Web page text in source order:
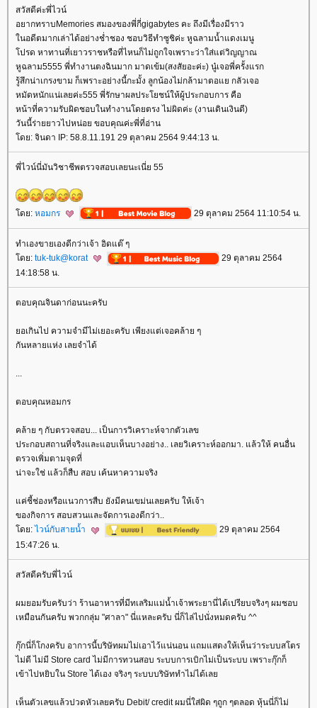
สวัสดีค่ะพี่ไวน์
อยากทราบMemories สมองของพี่กี่gigabytes คะ ถึงมีเรื่องมีราว
นอดีตมากเล่าได้อย่างช่ำชอง ชอบวิธีทำซูชิค่ะ หูฉลามน้ำแดงเมนู
ปรด หาทานที่เยาวราชหรือที่ไหนก็ไม่ถูกใจเพราะว่าใส่แต่วิญญาณ
หูฉลาม5555 พี่ทำงานตงฉินมาก มาดเข้ม(สงสัยอะค่ะ) นู๋เจอพี่ครั้งแรก
รู้สึกน่าเกรงขาม ก็เพราะอย่างนี้กะมั้ง ลูกน้องไม่กล้ามาตอแย กลัวเจอ
หมัดหนักแน่เลยค่ะ555 พี่รักษาผลประโยชน์ให้ผู้ประกอบการ คือ
หน้าที่ความรับผิดชอบในทำงานโดยตรง ไม่ผิดค่ะ (งานเดินเงินดี)
วันนี้ร่ายยาวไปหน่อย ขอบคุณค่ะพี่ที่อ่าน
ดย: จินดา IP: 58.8.11.191 29 ตุลาคม 2564 9:44:13 น.
พี่ไวน์นี่มันวิชาชีพตรวจสอบเลยนะเนี่ย 55
ดย: หอมกร 29 ตุลาคม 2564 11:10:54 น.
ทำเองขายเองดีกว่าเจ้า อิดแต๊ ๆ
ดย: tuk-tuk@korat
29 ตุลาคม 2564
14:18:58 น.
ตอบคุณจินดาก่อนนะครับ
อเกินไป ความจำมีไม่เยอะครับ เพียงแต่เจอคล้าย ๆ
กันหลายแห่ง เลยจำได้
...
ตอบคุณหอมกร
คล้าย ๆ กับตรวจสอบ... เป็นการวิเคราะห์จากตัวเลข
ประกอบสถานที่จริงและแอบเห็นบางอย่าง.. เลยวิเคราะห์ออกมา. แล้วให้ คนอื่น
ตรวจเพิ่มตามจุดที่
น่าจะใช่ แล้วก็สืบ สอบ เค้นหาความจริง
ค่ชี้ช่องหรือแนวการสืบ ยังมีคนเขม่นเลยครับ ให้เจ้า
ของกิจการ สอบสวนและจัดการเองดีกว่า..
ดย: ไวน์กับสายน้ำ
29 ตุลาคม 2564
15:47:26 น.
สวัสดีครับพี่ไวน์
ผมยอมรับครับว่า ร้านอาหารที่มีทเลริมแม่น้ำเจ้าพระยานี่ได้เปรียบจริงๆ ผมชอบ
เหมือนกันครับ พวกกลุ่ม "ศาลา" นี่แหละครับ นี่ก็ไล่ไปนั่งหมดครับ ^^
กุ๊กนี่ก็โกงครับ อาการนี้บริษัทผมไม่เอาไว้แน่นอน แถมแสดงให้เห็นว่าระบบสโตร
ไม่ดี ไม่มี Store card ไม่มีการทวนสอบ ระบบการเบิกไม่เป็นระบบ เพราะกุ๊กก็
เข้าไปหยิบใน Store ได้เอง จริงๆ ระบบบริษัททำไม่ได้เล
เห็นตัวเลขแล้วปวดหัวเลยครับ Debit/ credit ผมนี่ใส่ผิด ๆถูก ๆตลอด หุ้นนี่ก็ไม่